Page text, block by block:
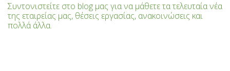
Συντονιστείτε στο blog μας για να μάθετε τα τελευταία νέα
της εταιρείας μας, θέσεις εργασίας, ανακοινώσεις και
πολλά άλλα.